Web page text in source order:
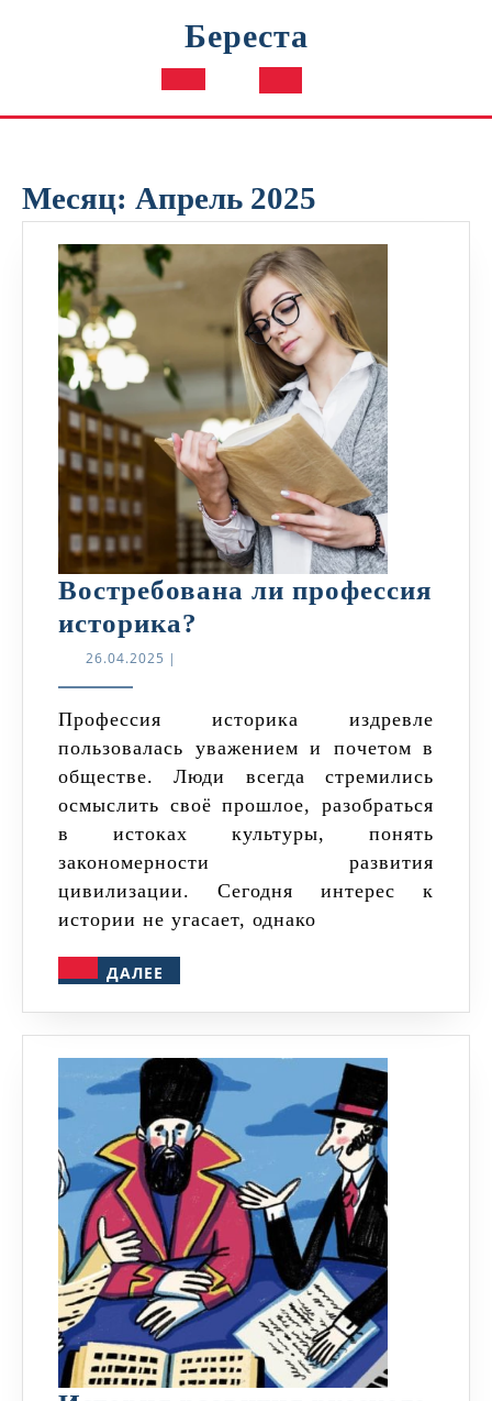
Береста
Кнопка
Месяц: Апрель 2025
Востребована ли профессия
историка?
историка?
26.04.2025 26.04.2025
|
Профессия историка издревле
пользовалась уважением и почетом в
обществе. Люди всегда стремились
осмыслить своё прошлое, разобраться
в истоках культуры, понять
закономерности развития
цивилизации. Сегодня интерес к
истории не угасает, однако
ДАЛЕЕ